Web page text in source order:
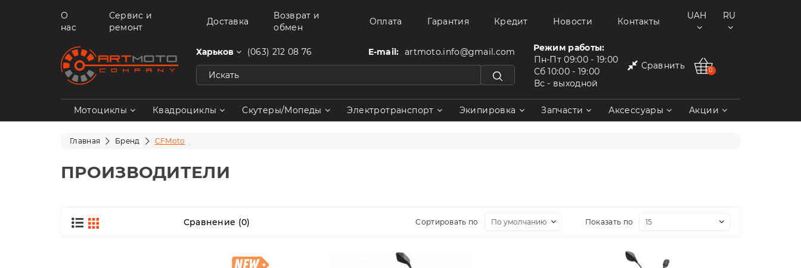
О
нас
Сервис и
ремонт
Доставка
Возврат и
обмен
Оплата Гарантия Кредит Новости Контакты
UAH RU
Харьков (063) 212 08 76 E-mail: artmoto.info@gmail.com
Режим работы:
Пн-Пт 09:00 - 19:00
Сб 10:00 - 19:00
Вс - выходной
Сравнить 0
Мотоциклы Квадроциклы Скутеры/Мопеды Электротранспорт Экипировка Запчасти Аксессуары Акции
Главная Бренд CFMoto
ПРОИЗВОДИТЕЛИ
Сравнение (0) Сортировать по Показать по